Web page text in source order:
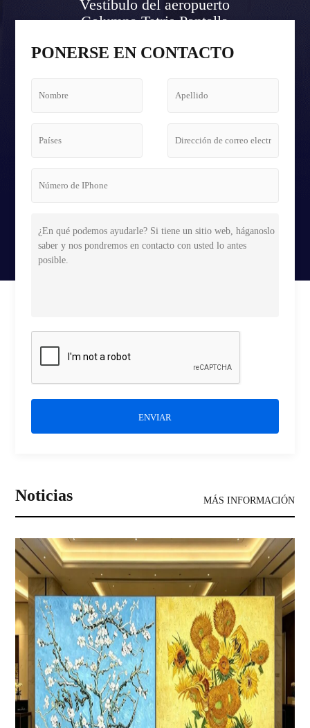
Vestíbulo del aeropuerto
Columna Tetris Pantalla
PONERSE EN CONTACTO
ENVIAR
Noticias MÁS INFORMACIÓN